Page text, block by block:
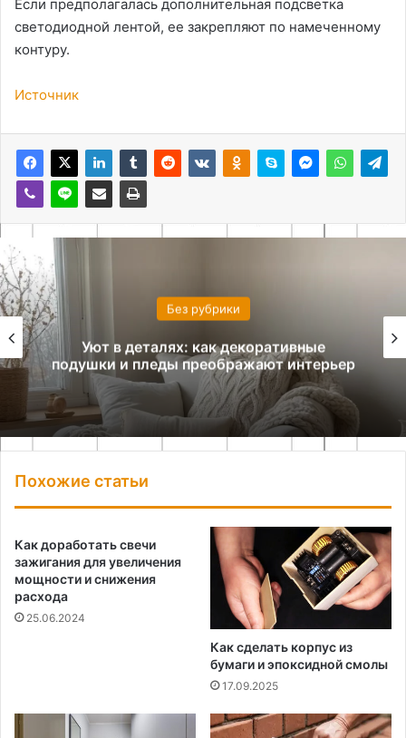
Если предполагалась дополнительная подсветка
светодиодной лентой, ее закрепляют по намеченному
контуру.
Источник
Без рубрики
Принцип повторения в интерьере:
создаем ритм и гармонию
Похожие статьи
Как доработать свечи
зажигания для увеличения
мощности и снижения
расхода
25.06.2024
Как сделать корпус из
бумаги и эпоксидной смолы
17.09.2025